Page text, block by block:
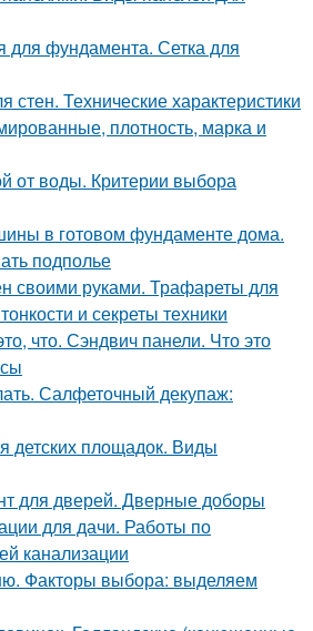
для фундамента. Сетка для
стен. Технические характеристики
плотность, марка и
от воды. Критерии выбора
в готовом фундаменте дома.
подполье
своими руками. Трафареты для
и секреты техники
что. Сэндвич панели. Что это
Салфеточный декупаж:
детских площадок. Виды
для дверей. Дверные доборы
для дачи. Работы по
канализации
Факторы выбора: выделяем